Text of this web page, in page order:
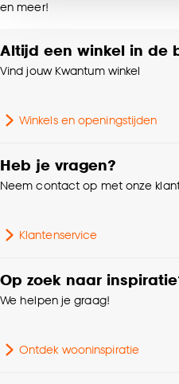
noodzakelijke cookies te
accepteren door op
klikken.
Goed om te weten is dat
kan aanpassen, bekijk
Breedte
Gewicht
Lengte
en meer!
Altijd een winkel in de
Vind jouw Kwantum winkel
Winkels en openingstijden
Heb je vragen?
Neem contact op met onze
Klantenservice
Op zoek naar
We helpen je graag!
Ontdek wooninspiratie